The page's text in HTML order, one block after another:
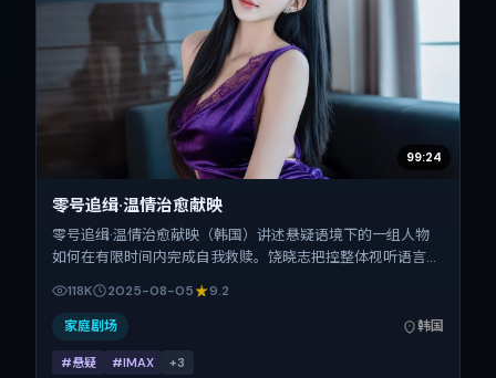
99:24
零号追缉·温情治愈献映
零号追缉·温情治愈献映（韩国）讲述悬疑语境下的一组人物
如何在有限时间内完成自我救赎。饶晓志把控整体视听语言，
2025-08-05 起陆续登陆院线与网络平台，暑期档公映，片
长133分钟。
118K 2025-08-05 9.2
家庭剧场 韩国
#悬疑 #IMAX +3